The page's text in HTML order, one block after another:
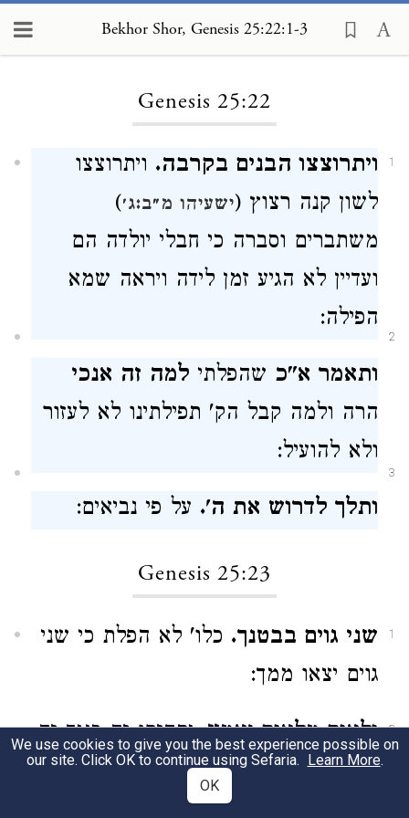
Bekhor Shor, Genesis 25:22:1-3
Genesis 25:22
1 ויתרוצצו הבנים בקרבה. ויתרוצצו
לשון קנה רצוץ (ישעיהו מ״ב:ג׳)
משתברים וסברה כי חבלי יולדה הם
ועדיין לא הגיע זמן לידה ויראה שמא
הפילה:
2
ותאמר א"כ שהפלתי למה זה אנכי
הרה ולמה קבל הק' תפילתינו לא לעזור
ולא להועיל:
3
ותלך לדרוש את ה'. על פי נביאים:
Genesis 25:23
1 שני גוים בבטנך. כלו' לא הפלת כי שני
גוים יצאו ממך:
2 ולאום מלאום יאמץ.יתחזקו זה כנגד זה
שלא יהיה שלום ביניהם ולפיכך המזל
גורם שנראים כמתלחמים כי כן דרך
We use cookies to give you the best experience possible on
our site. Click OK to continue using Sefaria. Learn More.
OK